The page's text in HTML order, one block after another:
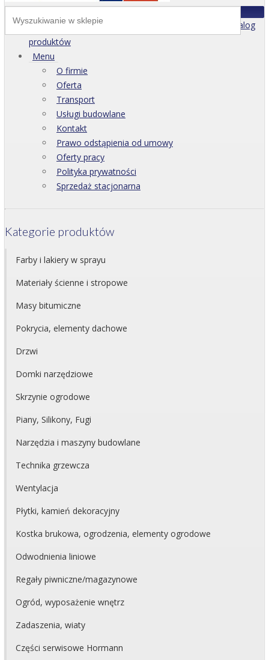
Katalog
produktów
Menu
O firmie
Oferta
Transport
Usługi budowlane
Kontakt
Prawo odstąpienia od umowy
Oferty pracy
Polityka prywatności
Sprzedaż stacjonarna
Kategorie produktów
Farby i lakiery w sprayu
Materiały ścienne i stropowe
Masy bitumiczne
Pokrycia, elementy dachowe
Drzwi
Domki narzędziowe
Skrzynie ogrodowe
Piany, Silikony, Fugi
Narzędzia i maszyny budowlane
Technika grzewcza
Wentylacja
Płytki, kamień dekoracyjny
Kostka brukowa, ogrodzenia, elementy ogrodowe
Odwodnienia liniowe
Regały piwniczne/magazynowe
Ogród, wyposażenie wnętrz
Zadaszenia, wiaty
Części serwisowe Hormann